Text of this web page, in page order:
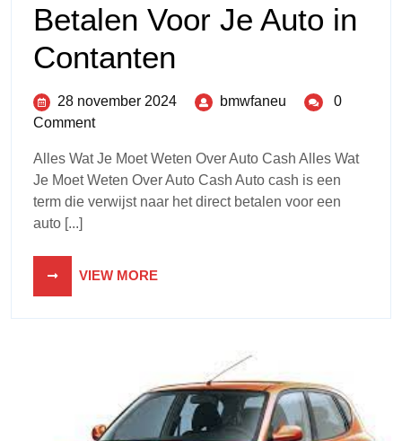
Betalen Voor Je Auto in
Contanten
28 november 2024 bmwfaneu
0
Comment
Alles Wat Je Moet Weten Over Auto Cash Alles Wat
Je Moet Weten Over Auto Cash Auto cash is een
term die verwijst naar het direct betalen voor een
auto [...]
VIEW MORE